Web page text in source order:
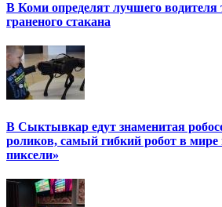
В Коми определят лучшего
граненого стакана
В Сыктывкар едут знаменитая
роликов, самый гибкий робот в
пиксели»